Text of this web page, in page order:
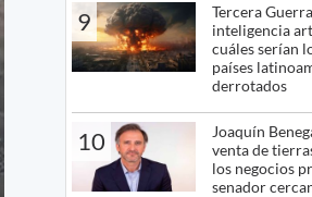
9
Tercera
inteligencia
cuáles serían
países
derrotados
10
Joaquín
venta de
los negocios
senador